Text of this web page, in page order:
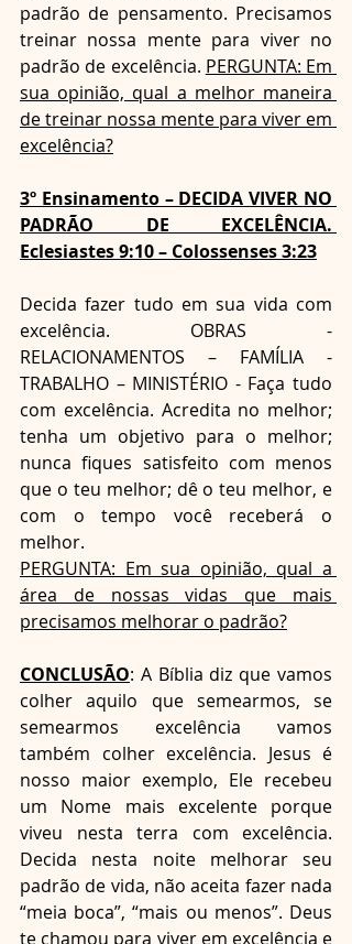
padrão de pensamento. Precisamos
treinar nossa mente para viver no
padrão de excelência. PERGUNTA: Em
sua opinião, qual a melhor maneira
de treinar nossa mente para viver em
excelência?
3º Ensinamento – DECIDA VIVER NO
PADRÃO DE EXCELÊNCIA.
Eclesiastes 9:10 – Colossenses 3:23
Decida fazer tudo em sua vida com
excelência. OBRAS -
RELACIONAMENTOS – FAMÍLIA -
TRABALHO – MINISTÉRIO - Faça tudo
com excelência. Acredita no melhor;
tenha um objetivo para o melhor;
nunca fiques satisfeito com menos
que o teu melhor; dê o teu melhor, e
com o tempo você receberá o
melhor.
PERGUNTA: Em sua opinião, qual a
área de nossas vidas que mais
precisamos melhorar o padrão?
CONCLUSÃO: A Bíblia diz que vamos
colher aquilo que semearmos, se
semearmos excelência vamos
também colher excelência. Jesus é
nosso maior exemplo, Ele recebeu
um Nome mais excelente porque
viveu nesta terra com excelência.
Decida nesta noite melhorar seu
padrão de vida, não aceita fazer nada
“meia boca”, “mais ou menos”. Deus
te chamou para viver em excelência e